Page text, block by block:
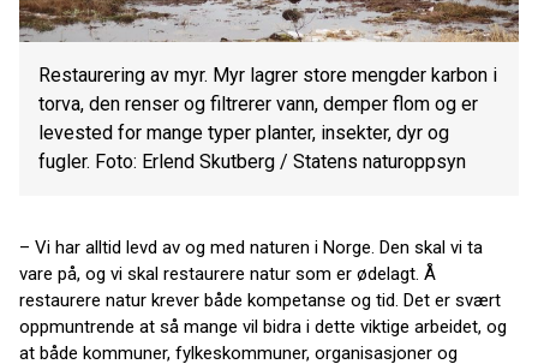
Restaurering av myr. Myr lagrer store mengder karbon i
torva, den renser og filtrerer vann, demper flom og er
levested for mange typer planter, insekter, dyr og
fugler. Foto: Erlend Skutberg / Statens naturoppsyn
– Vi har alltid levd av og med naturen i Norge. Den skal vi ta
vare på, og vi skal restaurere natur som er ødelagt. Å
restaurere natur krever både kompetanse og tid. Det er svært
oppmuntrende at så mange vil bidra i dette viktige arbeidet, og
at både kommuner, fylkeskommuner, organisasjoner og